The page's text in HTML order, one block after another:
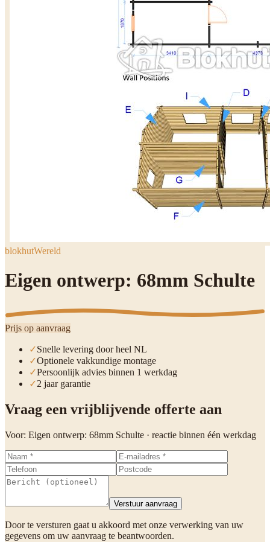
blokhutWereld
Eigen ontwerp: 68mm Schulte
Prijs op aanvraag
✓Snelle levering door heel NL
✓Optionele vakkundige montage
✓Persoonlijk advies binnen 1 werkdag
✓2 jaar garantie
Vraag een vrijblijvende offerte aan
Voor: Eigen ontwerp: 68mm Schulte · reactie binnen één werkdag
Verstuur aanvraag
Door te versturen gaat u akkoord met onze verwerking van uw
gegevens om uw aanvraag te beantwoorden.